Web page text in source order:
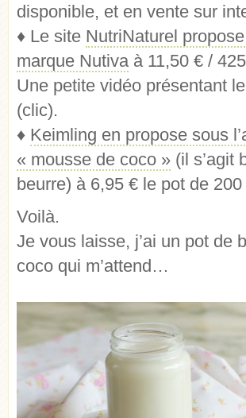
disponible, et en vente sur
♦ Le site NutriNaturel
marque Nutiva à 11,50 € /
Une petite vidéo présentant
(clic).
♦ Keimling en propose sous
« mousse de coco » (il s’agit
beurre) à 6,95 € le pot de 200
Voilà.
Je vous laisse, j’ai un pot de
coco qui m’attend…